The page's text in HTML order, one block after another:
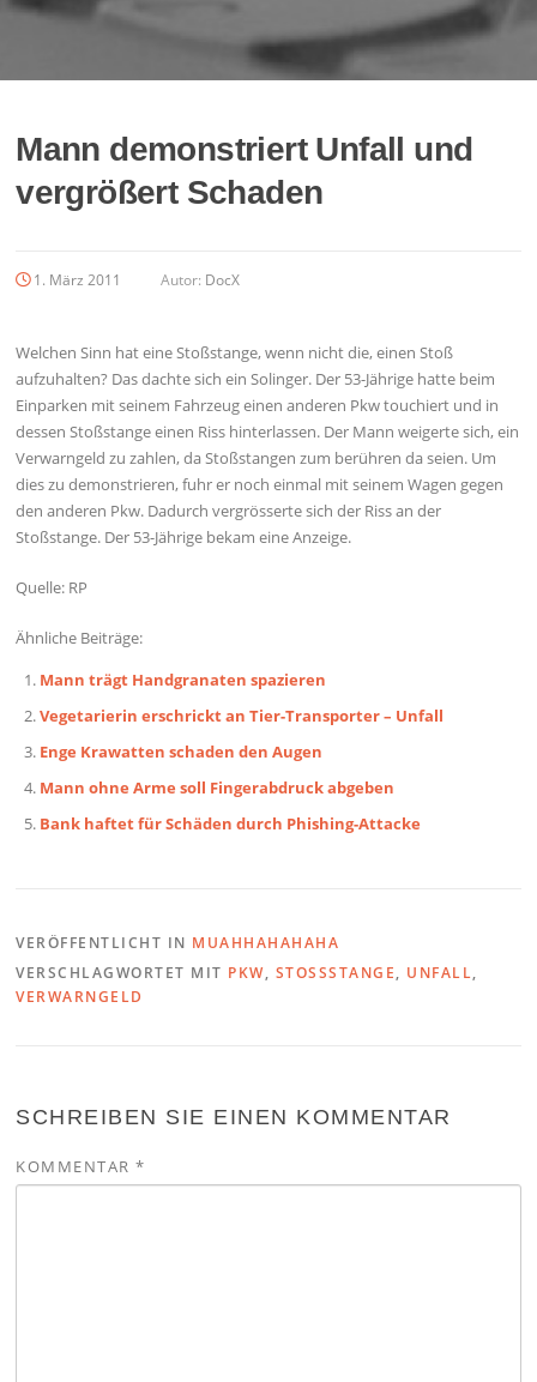
Mann demonstriert Unfall und
vergrößert Schaden
1. März 2011 Autor: DocX
Welchen Sinn hat eine Stoßstange, wenn nicht die, einen Stoß
aufzuhalten? Das dachte sich ein Solinger. Der 53-Jährige hatte beim
Einparken mit seinem Fahrzeug einen anderen Pkw touchiert und in
dessen Stoßstange einen Riss hinterlassen. Der Mann weigerte sich, ein
Verwarngeld zu zahlen, da Stoßstangen zum berühren da seien. Um
dies zu demonstrieren, fuhr er noch einmal mit seinem Wagen gegen
den anderen Pkw. Dadurch vergrösserte sich der Riss an der
Stoßstange. Der 53-Jährige bekam eine Anzeige.
Quelle: RP
Ähnliche Beiträge:
Mann trägt Handgranaten spazieren
Vegetarierin erschrickt an Tier-Transporter – Unfall
Enge Krawatten schaden den Augen
Mann ohne Arme soll Fingerabdruck abgeben
Bank haftet für Schäden durch Phishing-Attacke
VERÖFFENTLICHT IN MUAHHAHAHAHA
VERSCHLAGWORTET MIT PKW, STOSSSTANGE , UNFALL,
VERWARNGELD
SCHREIBEN SIE EINEN KOMMENTAR
KOMMENTAR*